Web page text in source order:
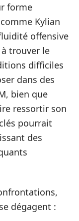
forme
Kylian
offensive
trouver le
difficiles
dans des
bien que
ressortir son
pourrait
des
dégagent :